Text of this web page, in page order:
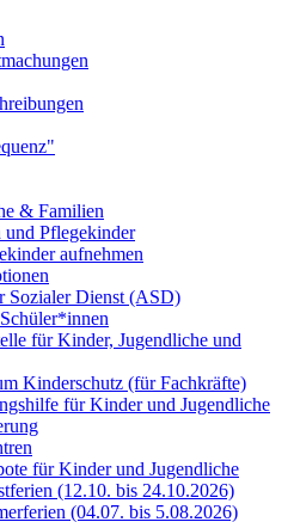
& Familien
Pflegekinder
aufnehmen
Sozialer Dienst (ASD)
für Kinder, Jugendliche und
Kinderschutz (für Fachkräfte)
für Kinder und Jugendliche
für Kinder und Jugendliche
(12.10. bis 24.10.2026)
(04.07. bis 5.08.2026)